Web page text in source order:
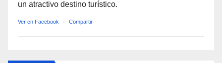
un atractivo destino turístico.
Ver en Facebook · Compartir